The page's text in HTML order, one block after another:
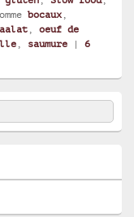
bocaux ,
, oeuf de
, saumure | 6